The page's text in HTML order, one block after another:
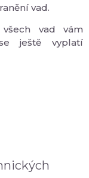
vad.
vad vám
ještě vyplatí